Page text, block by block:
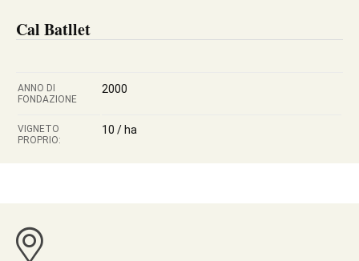
Cal Batllet
ANNO DI
FONDAZIONE
2000
VIGNETO
PROPRIO:
10 / ha